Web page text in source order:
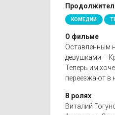
КОМЕДИИ
О фильме
Оставленным
девушками –
Теперь им
переезжают в
В ролях
Виталий